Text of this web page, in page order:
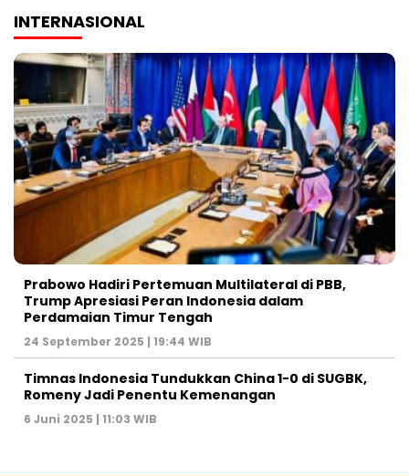
INTERNASIONAL
Prabowo Hadiri Pertemuan Multilateral di PBB,
Trump Apresiasi Peran Indonesia dalam
Perdamaian Timur Tengah
24 September 2025 | 19:44 WIB
Timnas Indonesia Tundukkan China 1-0 di SUGBK,
Romeny Jadi Penentu Kemenangan
6 Juni 2025 | 11:03 WIB